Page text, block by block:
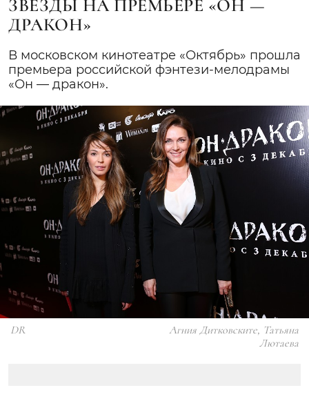
ЗВЕЗДЫ НА ПРЕМЬЕРЕ «ОН —
ДРАКОН»
В московском кинотеатре «Октябрь» прошла
премьера российской фэнтези-мелодрамы
«Он — дракон».
DR
Агния Дитковските, Татьяна
Лютаева